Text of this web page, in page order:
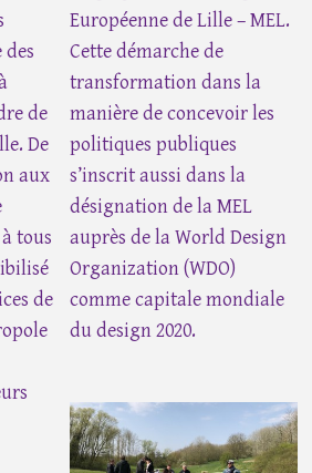
de
De
aux
tous
de
Européenne de Lille – MEL.
Cette démarche de
transformation dans la
manière de concevoir les
politiques publiques
s’inscrit aussi dans la
désignation de la MEL
auprès de la World Design
Organization (WDO)
comme capitale mondiale
du design 2020.